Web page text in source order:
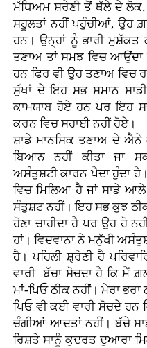
ਮੱਧਿਅਮ ਸ਼ਰੇਣੀ ਤੋਂ ਥੱਲੇ ਦੇ ਲੋਕ,
ਸਹੂਲਤਾਂ ਨਹੀਂ ਪਹੁੰਚੀਆਂ, ਉਹ
ਹਨ। ਉਨ੍ਹਾਂ ਨੂੰ ਭਾਰੀ
ਤਣਾਅ ਤਾਂ ਸਮਝ ਵਿਚ ਆਉਂਦਾ
ਹਨ ਫਿਰ ਵੀ ਉਹ ਤਣਾਅ ਵਿਚ
ਸੁੱਖਾਂ ਦੇ ਇਹ ਸਭ ਸਮਾਨ
ਕਾਮਯਾਬ ਹੋਏ ਹਨ ਪਰ ਇਹ ਸਭ
ਕਰਨ ਵਿਚ ਸਹਾਈ ਨਹੀਂ ਹੋਏ।
ਸ਼ਾਡੇ ਮਾਨਸਿਕ ਤਣਾਅ ਦੇ ਐਨੇ
ਬਿਆਨ ਨਹੀਂ ਕੀਤਾ ਜਾ
ਅਸੰਤੁਸ਼ਟੀ ਕਾਰਨ ਪੈਦਾ ਹੁੰਦਾ
ਵਿਚ ਮਿਲਿਆ ਹੈ ਜਾਂ ਸਾਡੇ
ਸੰਤੁਸ਼ਟ ਨਹੀਂ। ਇਹ ਸਭ ਕੁਝ
ਹੋਣਾ ਚਾਹੀਦਾ ਹੈ ਪਰ ਉਹ ਹੋ
ਹਾਂ। ਵਿਦਵਾਨਾ ਨੇ ਮਨੁੱਖੀ
ਹੈ। ਪਹਿਲੀ ਸ਼੍ਰੇਣੀ ਹੈ
ਵਾਰੀ ਬੱਚਾ ਸੋਚਦਾ ਹੈ ਕਿ ਮੈਂ
ਮਾਂ-ਪਿਓ ਠੀਕ ਨਹੀਂ। ਮੇਰਾ ਭਰਾ
ਪਿਓ ਵੀ ਕਈ ਵਾਰੀ ਸੋਚਦੇ ਹਨ
ਚੰਗੀਆਂ ਆਦਤਾਂ ਨਹੀਂ। ਬੱਚੇ
ਰਿਸ਼ਤੇ ਸਾਨੂੰ ਕੁਦਰਤ ਦੁਆਰਾ